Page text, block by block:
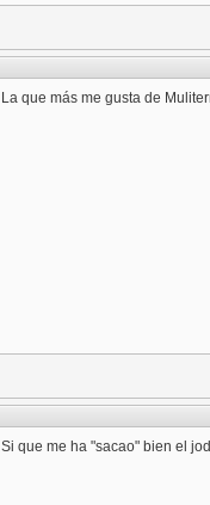
La que más me gusta de
Si que me ha "sacao" bien el